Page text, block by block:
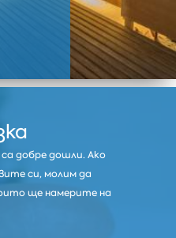
добре дошли. Ако
си, молим да
ще намерите на